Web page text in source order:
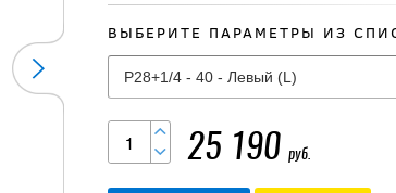
ВЫБЕРИТЕ ПАРАМЕТРЫ ИЗ
25 190 руб.